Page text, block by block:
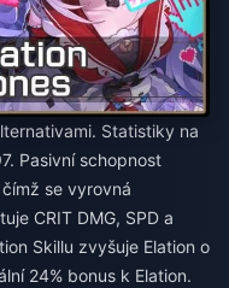
Statistiky na
Pasivní schopnost
se vyrovná
CRIT DMG, SPD a
Skillu zvyšuje Elation o
24% bonus k Elation.